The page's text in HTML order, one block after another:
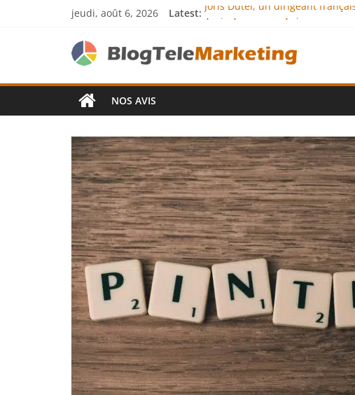
jeudi, août 6, 2026 Latest: Joris Dutel, un dirigeant
JCA Academy : l’excellence au
Denis Bouclon : la diplomatie
NOS AVIS